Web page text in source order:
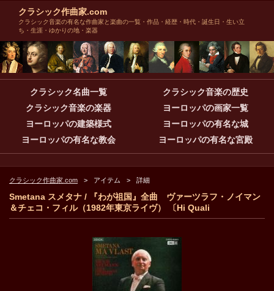
クラシック作曲家.com
クラシック音楽の有名な作曲家と楽曲の一覧・作品・経歴・時代・誕生日・生い立
ち・生涯・ゆかりの地・楽器
クラシック名曲一覧
クラシック音楽の歴史
クラシック音楽の楽器
ヨーロッパの画家一覧
ヨーロッパの建築様式
ヨーロッパの有名な城
ヨーロッパの有名な教会
ヨーロッパの有名な宮殿
クラシック作曲家.com アイテム 詳細
Smetana スメタナ / 『わが祖国』全曲 ヴァーツラフ・ノイマン
＆チェコ・フィル（1982年東京ライヴ） 〔Hi Quali